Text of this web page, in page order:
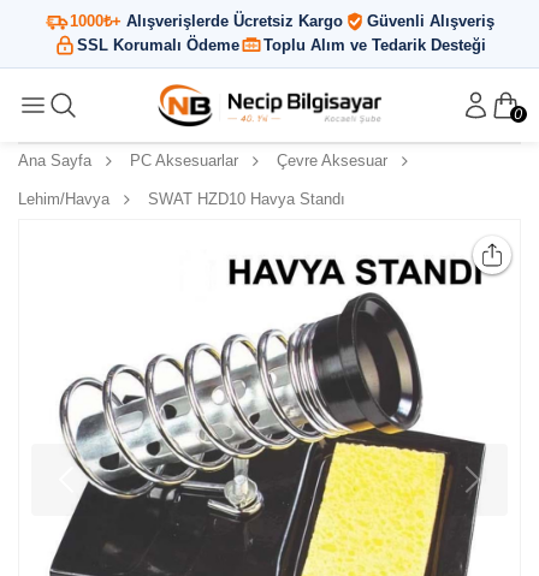
1000₺+ Alışverişlerde Ücretsiz Kargo
Güvenli Alışveriş
SSL Korumalı Ödeme
Toplu Alım ve Tedarik Desteği
0
Ana Sayfa PC Aksesuarlar Çevre Aksesuar
Lehim/Havya SWAT HZD10 Havya Standı